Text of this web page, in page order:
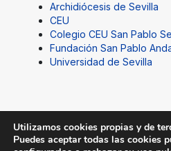
Archidiócesis de Sevilla
CEU
Colegio CEU San Pablo
Fundación San Pablo
Universidad de Sevilla
Utilizamos cookies propias y de
Puedes aceptar todas las cookies